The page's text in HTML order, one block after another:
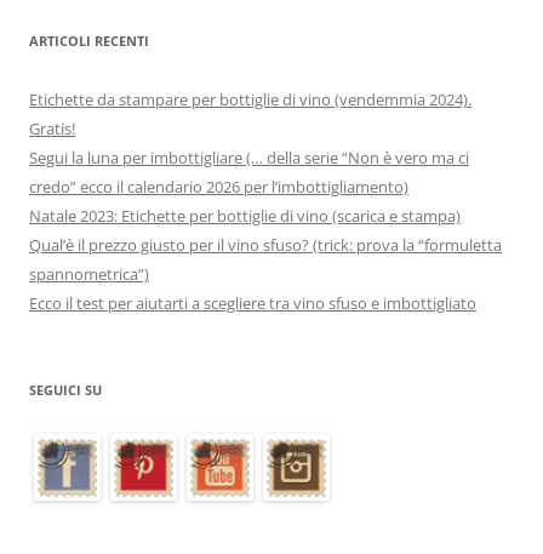
ARTICOLI RECENTI
Etichette da stampare per bottiglie di vino (vendemmia 2024).
Gratis!
Segui la luna per imbottigliare (… della serie “Non è vero ma ci
credo” ecco il calendario 2026 per l’imbottigliamento)
Natale 2023: Etichette per bottiglie di vino (scarica e stampa)
Qual’è il prezzo giusto per il vino sfuso? (trick: prova la “formuletta
spannometrica”)
Ecco il test per aiutarti a scegliere tra vino sfuso e imbottigliato
SEGUICI SU